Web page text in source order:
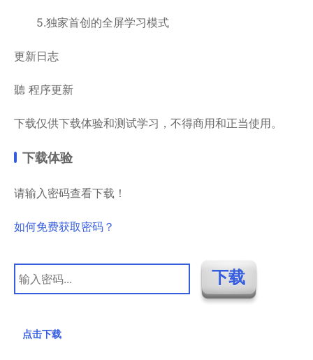
5.独家首创的全屏学习模式
更新日志
聽 程序更新
下载仅供下载体验和测试学习，不得商用和正当使用。
下载体验
请输入密码查看下载！
如何免费获取密码？
点击下载